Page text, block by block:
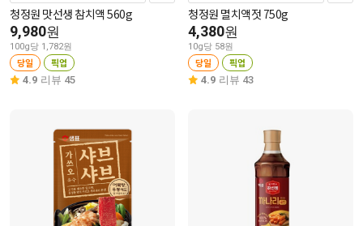
청정원 맛선생 참치액 560g
9,980원
100g당 1,782원
당일 픽업
4.9 리뷰 45
청정원 멸치액젓 750g
4,380원
10g당 58원
당일 픽업
4.9 리뷰 43